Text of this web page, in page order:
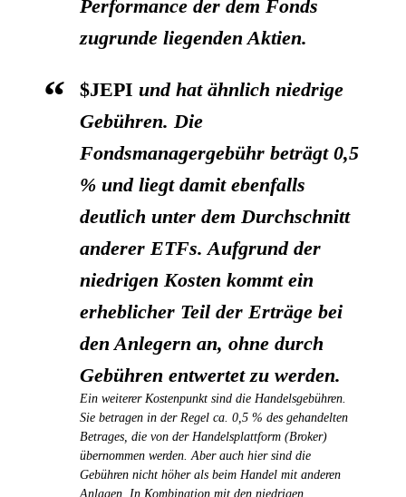
Performance der dem Fonds
zugrunde liegenden Aktien.
$JEPI und hat ähnlich niedrige
Gebühren. Die
Fondsmanagergebühr beträgt 0,5
% und liegt damit ebenfalls
deutlich unter dem Durchschnitt
anderer ETFs. Aufgrund der
niedrigen Kosten kommt ein
erheblicher Teil der Erträge bei
den Anlegern an, ohne durch
Gebühren entwertet zu werden.
Ein weiterer Kostenpunkt sind die Handelsgebühren.
Sie betragen in der Regel ca. 0,5 % des gehandelten
Betrages, die von der Handelsplattform (Broker)
übernommen werden. Aber auch hier sind die
Gebühren nicht höher als beim Handel mit anderen
Anlagen. In Kombination mit den niedrigen